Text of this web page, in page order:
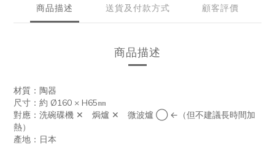
商品描述 送貨及付款方式 顧客評價
商品描述
材質：陶器
尺寸：約 Ø160 × H65㎜
對應：洗碗碟機 ✕ 焗爐 ✕ 微波爐 ◯ ←（但不建議長時間加
熱）
產地：日本